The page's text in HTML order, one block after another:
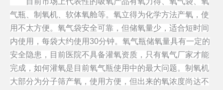
气瓶、制氧机、软体氧舱等。氧立得为化学方法产氧，使
用不太方便。氧气袋安全可靠，但储氧量少，适合短时间
内使用，每袋大约使用30分钟。氧气瓶储氧量具有一定的
安全隐患，目前医院不具备灌氧资质，只有氧气厂家才能
完成，如何灌氧是目前氧气瓶使用中的最大问题。制氧机
大部分为分子筛产氧，使用方便，但出来的氧浓度尚达不